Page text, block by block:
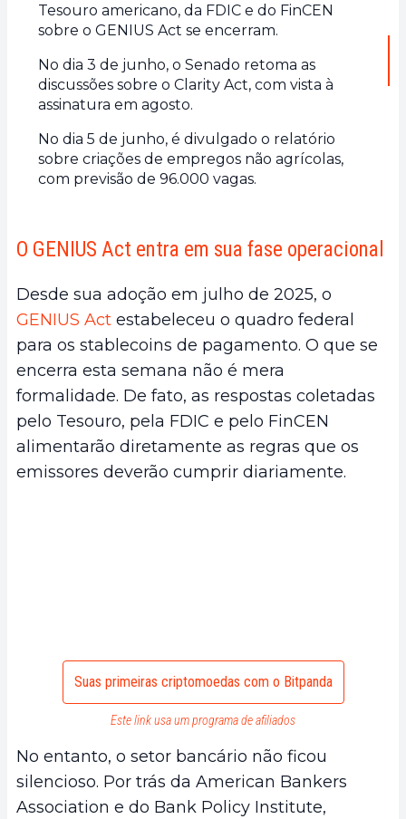
Tesouro americano, da FDIC e do FinCEN
sobre o GENIUS Act se encerram.
No dia 3 de junho, o Senado retoma as
discussões sobre o Clarity Act, com vista à
assinatura em agosto.
No dia 5 de junho, é divulgado o relatório
sobre criações de empregos não agrícolas,
com previsão de 96.000 vagas.
O GENIUS Act entra em sua fase operacional
Desde sua adoção em julho de 2025, o
GENIUS Act estabeleceu o quadro federal
para os stablecoins de pagamento. O que se
encerra esta semana não é mera
formalidade. De fato, as respostas coletadas
pelo Tesouro, pela FDIC e pelo FinCEN
alimentarão diretamente as regras que os
emissores deverão cumprir diariamente.
Suas primeiras criptomoedas com o Bitpanda
Este link usa um programa de afiliados
No entanto, o setor bancário não ficou
silencioso. Por trás da American Bankers
Association e do Bank Policy Institute,